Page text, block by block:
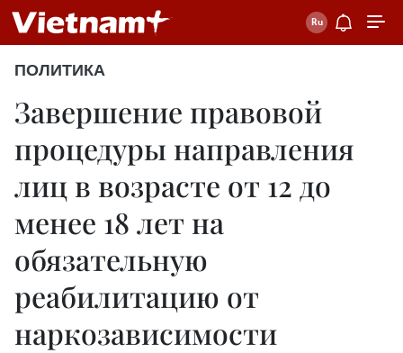
ПОЛИТИКА
Завершение правовой
процедуры направления
лиц в возрасте от 12 до
менее 18 лет на
обязательную
реабилитацию от
наркозависимости